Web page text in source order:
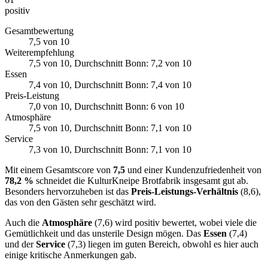
positiv
Gesamtbewertung
7,5 von 10
Weiterempfehlung
7,5 von 10, Durchschnitt Bonn: 7,2 von 10
Essen
7,4 von 10, Durchschnitt Bonn: 7,4 von 10
Preis-Leistung
7,0 von 10, Durchschnitt Bonn: 6 von 10
Atmosphäre
7,5 von 10, Durchschnitt Bonn: 7,1 von 10
Service
7,3 von 10, Durchschnitt Bonn: 7,1 von 10
Mit einem Gesamtscore von 7,5 und einer Kundenzufriedenheit von
78,2 % schneidet die KulturKneipe Brotfabrik insgesamt gut ab.
Besonders hervorzuheben ist das Preis-Leistungs-Verhältnis (8,6),
das von den Gästen sehr geschätzt wird.
Auch die Atmosphäre (7,6) wird positiv bewertet, wobei viele die
Gemütlichkeit und das unsterile Design mögen. Das Essen (7,4)
und derService (7,3) liegen im guten Bereich, obwohl es hier auch
einige kritische Anmerkungen gab.